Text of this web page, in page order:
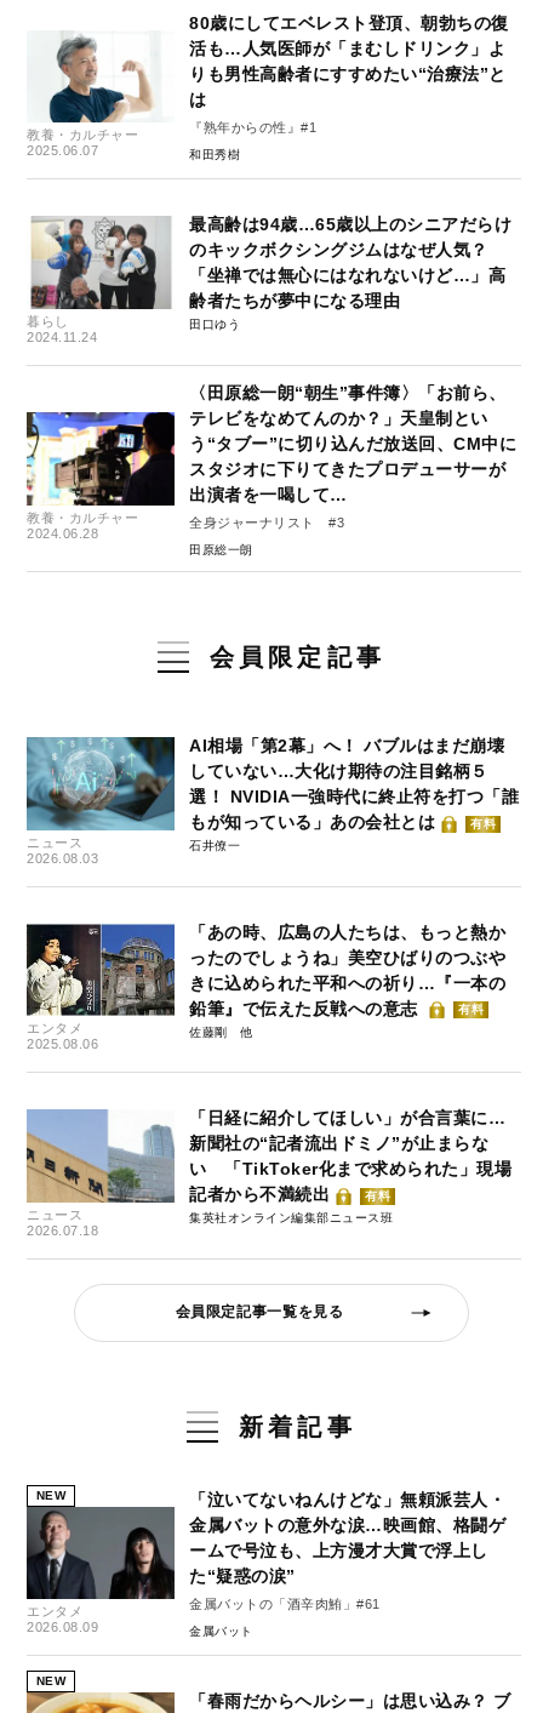
教養・カルチャー
2025.06.07
80歳にしてエベレスト登頂、朝勃ちの復
活も…人気医師が「まむしドリンク」よ
りも男性高齢者にすすめたい“治療法”と
は
『熟年からの性』#1
和田秀樹
暮らし
2024.11.24
最高齢は94歳…65歳以上のシニアだらけ
のキックボクシングジムはなぜ人気？
「坐禅では無心にはなれないけど…」高
齢者たちが夢中になる理由
田口ゆう
教養・カルチャー
2024.06.28
〈田原総一朗“朝生”事件簿〉「お前ら、
テレビをなめてんのか？」天皇制とい
う“タブー”に切り込んだ放送回、CM中に
スタジオに下りてきたプロデューサーが
出演者を一喝して…
全身ジャーナリスト #3
田原総一朗
会員限定記事
ニュース
2026.08.03
AI相場「第2幕」へ！ バブルはまだ崩壊
していない…大化け期待の注目銘柄５
選！ NVIDIA一強時代に終止符を打つ「誰
もが知っている」あの会社とは
有料
石井僚一
エンタメ
2025.08.06
「あの時、広島の人たちは、もっと熱か
ったのでしょうね」美空ひばりのつぶや
きに込められた平和への祈り…『一本の
鉛筆』で伝えた反戦への意志
有料
佐藤剛
ニュース
2026.07.18
「日経に紹介してほしい」が合言葉に…
新聞社の“記者流出ドミノ”が止まらな
い 「TikToker化まで求められた」現場
記者から不満続出
有料
集英社オンライン編集部ニュース班
会員限定記事一覧を見る
新着記事
NEW
エンタメ
2026.08.09
「泣いてないねんけどな」無頼派芸人・
金属バットの意外な涙…映画館、格闘ゲ
ームで号泣も、上方漫才大賞で浮上し
た“疑惑の涙”
金属バットの「酒辛肉鮪」#61
金属バット
NEW
「春雨だからヘルシー」は思い込み？ ブ